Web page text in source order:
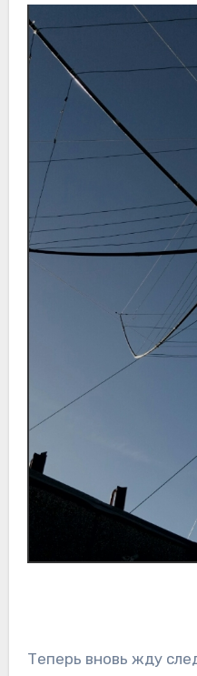
Теперь вновь жду